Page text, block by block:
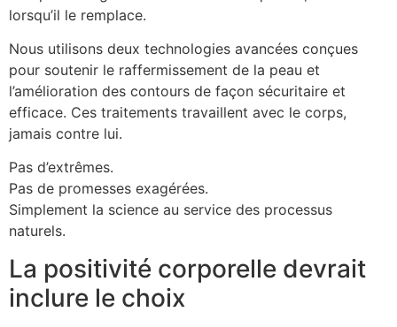
lorsqu’il le remplace.
Nous utilisons deux technologies avancées conçues
pour soutenir le raffermissement de la peau et
l’amélioration des contours de façon sécuritaire et
efficace. Ces traitements travaillent avec le corps,
jamais contre lui.
Pas d’extrêmes.
Pas de promesses exagérées.
Simplement la science au service des processus
naturels.
La positivité corporelle devrait
inclure le choix